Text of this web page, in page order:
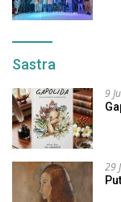
Sastra
9
29